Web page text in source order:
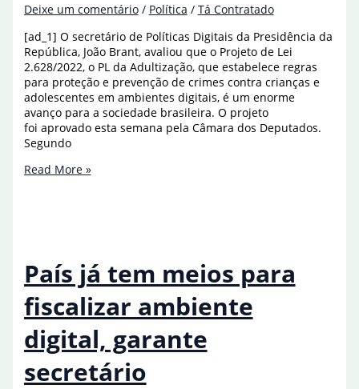
Deixe um comentário / Política / Tá Contratado
[ad_1] O secretário de Políticas Digitais da Presidência da
República, João Brant, avaliou que o Projeto de Lei
2.628/2022, o PL da Adultização, que estabelece regras
para proteção e prevenção de crimes contra crianças e
adolescentes em ambientes digitais, é um enorme
avanço para a sociedade brasileira. O projeto
foi aprovado esta semana pela Câmara dos Deputados.
Segundo
PL
techs,
diz
secretário
Read More »
País já tem meios para
fiscalizar ambiente
digital, garante
secretário